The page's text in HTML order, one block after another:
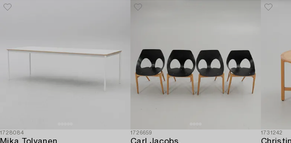
1728084 1726659 1731242